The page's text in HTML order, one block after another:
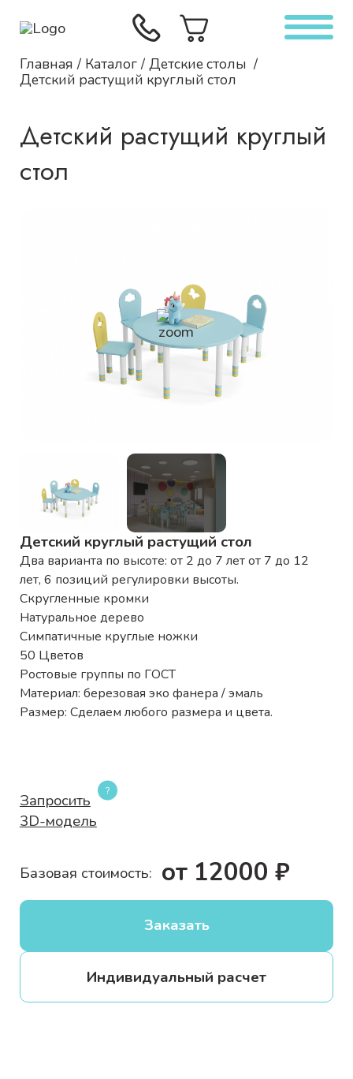
Главная Каталог
Детские столы
Детский растущий круглый стол
Детский растущий круглый
стол
Детский круглый растущий стол
Два варианта по высоте: от 2 до 7 лет от 7 до 12
лет, 6 позиций регулировки высоты.
Скругленные кромки
Натуральное дерево
Симпатичные круглые ножки
50 Цветов
Ростовые группы по ГОСТ
Материал: березовая эко фанера / эмаль
Размер: Сделаем любого размера и цвета.
Запросить
3D-модель
?
Базовая стоимость: от 12000 ₽
Заказать
Индивидуальный расчет